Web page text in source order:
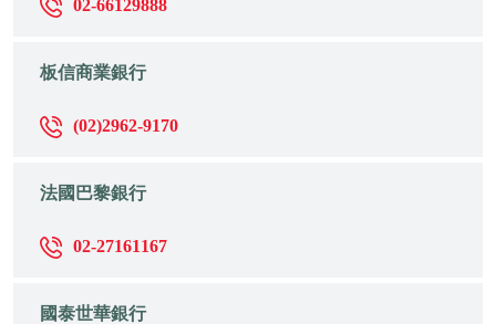
02-66129888
板信商業銀行
(02)2962-9170
法國巴黎銀行
02-27161167
國泰世華銀行